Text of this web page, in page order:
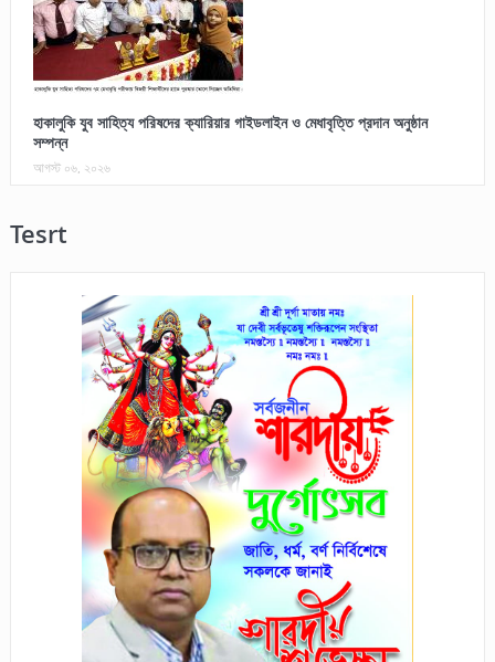
হাকালুকি যুব সাহিত্য পরিষদের ক্যারিয়ার গাইডলাইন ও মেধাবৃত্তি প্রদান অনুষ্ঠান
সম্পন্ন
আগস্ট ০৬, ২০২৬
Tesrt